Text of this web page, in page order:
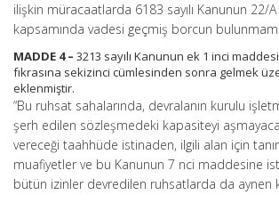
ilişkin müracaatlarda 6183 sayılı Kanunun 22/
kapsamında vadesi geçmiş borcun
MADDE 4 – 3213 sayılı Kanunun ek 1 inci
fıkrasına sekizinci cümlesinden sonra gelmek
eklenmiştir.
“Bu ruhsat sahalarında, devralanın kurulu
şerh edilen sözleşmedeki kapasiteyi
vereceği taahhüde istinaden, ilgili alan için
muafiyetler ve bu Kanunun 7 nci maddesine
bütün izinler devredilen ruhsatlarda da aynen